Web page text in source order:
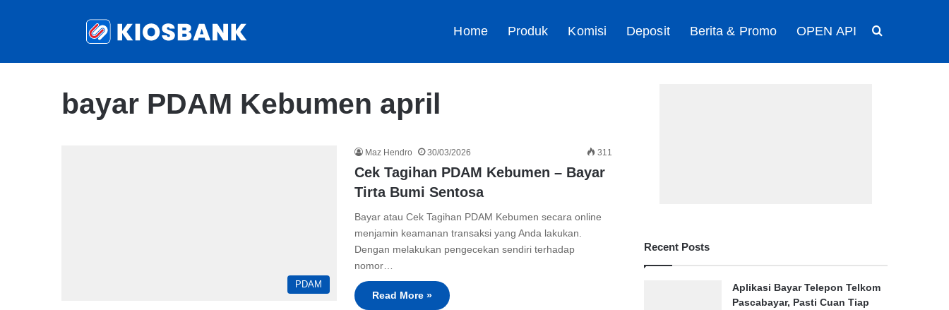
Home Produk Komisi Deposit Berita & Promo OPEN API
bayar PDAM Kebumen april
PDAM
Maz Hendro 30/03/2026 311
Cek Tagihan PDAM Kebumen – Bayar
Tirta Bumi Sentosa
Bayar atau Cek Tagihan PDAM Kebumen secara online
menjamin keamanan transaksi yang Anda lakukan.
Dengan melakukan pengecekan sendiri terhadap
nomor…
Read More »
Recent Posts
Aplikasi Bayar Telepon Telkom
Pascabayar, Pasti Cuan Tiap